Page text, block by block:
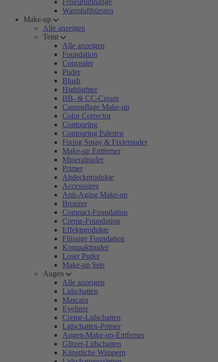
Friseurumhänge
Warmluftbürsten
Make-up
Alle anzeigen
Teint
Alle anzeigen
Foundation
Concealer
Puder
Blush
Highlighter
BB- & CC-Cream
Camouflage Make-up
Color Corrector
Contouring
Contouring Paletten
Fixing Spray & Fixierpuder
Make-up Entferner
Mineralpuder
Primer
Abdeckprodukte
Accessoires
Anti-Aging Make-up
Bronzer
Compact-Foundation
Creme-Foundation
Effektprodukte
Flüssige Foundation
Kompaktpuder
Loser Puder
Make-up Sets
Augen
Alle anzeigen
Lidschatten
Mascara
Eyeliner
Creme-Lidschatten
Lidschatten-Primer
Augen-Make-up-Entferner
Glitzer-Lidschatten
Künstliche Wimpern